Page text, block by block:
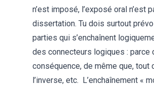
n’est imposé, l’exposé oral n’est
dissertation. Tu dois surtout
parties qui s’enchaînent
des connecteurs logiques : parce
conséquence, de même que, tout
l’inverse, etc. L’enchaînement «